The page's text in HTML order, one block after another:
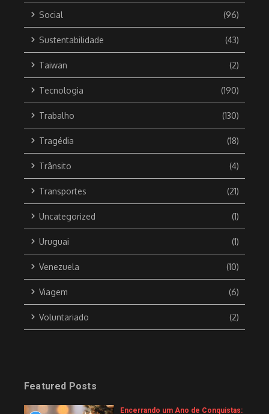
Social (96)
Sustentabilidade (43)
Taiwan (2)
Tecnologia (190)
Trabalho (130)
Tragédia (18)
Trânsito (4)
Transportes (21)
Uncategorized (1)
Uruguai (1)
Venezuela (10)
Viagem (6)
Voluntariado (2)
Featured Posts
Encerrando um Ano de Conquistas: